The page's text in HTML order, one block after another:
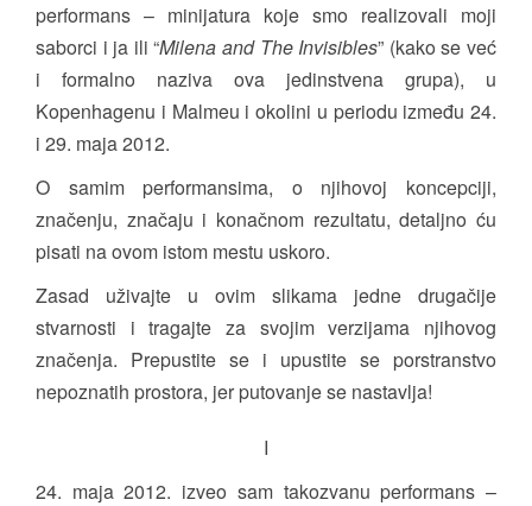
performans – minijatura koje smo realizovali moji
saborci i ja ili “Milena and The Invisibles” (kako se već
i formalno naziva ova jedinstvena grupa), u
Kopenhagenu i Malmeu i okolini u periodu između 24.
i 29. maja 2012.
O samim performansima, o njihovoj koncepciji,
značenju, značaju i konačnom rezultatu, detaljno ću
pisati na ovom istom mestu uskoro.
Zasad uživajte u ovim slikama jedne drugačije
stvarnosti i tragajte za svojim verzijama njihovog
značenja. Prepustite se i upustite se porstranstvo
nepoznatih prostora, jer putovanje se nastavlja!
I
24. maja 2012. izveo sam takozvanu performans –